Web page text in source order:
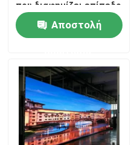
που διαφημίζει επίπεδο
P4.81 P2.064
Αποστολή